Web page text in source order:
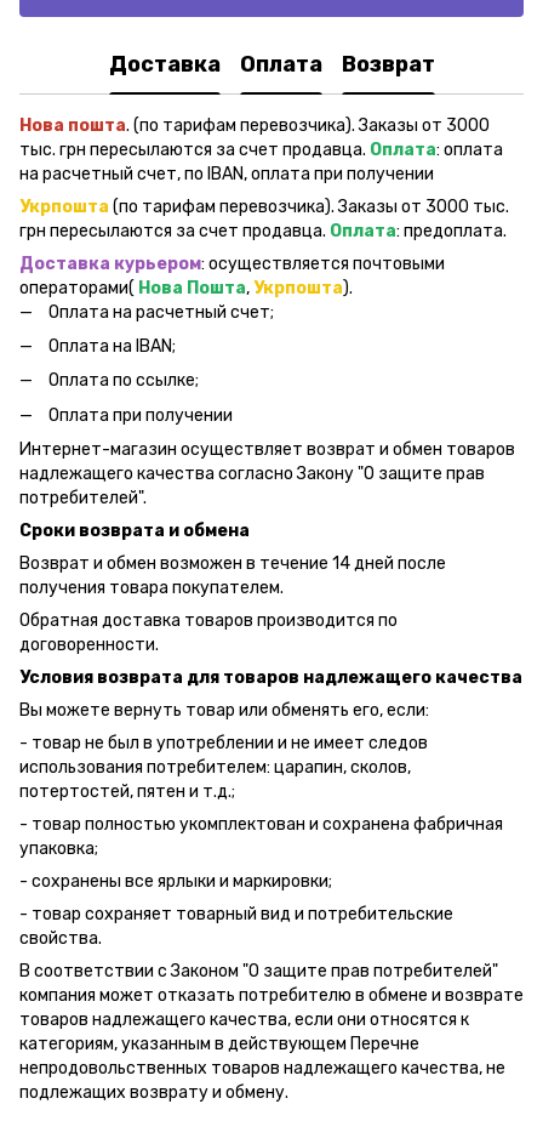
Доставка Оплата Возврат
Нова пошта. (по тарифам перевозчика). Заказы от 3000
тыс. грн пересылаются за счет продавца. Оплата: оплата
на расчетный счет, по IBAN, оплата при получении
Укрпошта (по тарифам перевозчика). Заказы от 3000 тыс.
грн пересылаются за счет продавца. Оплата: предоплата.
Доставка курьером: осуществляется почтовыми
операторами( Нова Пошта,Укрпошта).
Оплата на расчетный счет;
Оплата на IBAN;
Оплата по ссылке;
Оплата при получении
Интернет-магазин осуществляет возврат и обмен товаров
надлежащего качества согласно Закону "О защите прав
потребителей".
Сроки возврата и обмена
Возврат и обмен возможен в течение 14 дней после
получения товара покупателем.
Обратная доставка товаров производится по
договоренности.
Условия возврата для товаров надлежащего качества
Вы можете вернуть товар или обменять его, если:
- товар не был в употреблении и не имеет следов
использования потребителем: царапин, сколов,
потертостей, пятен и т.д.;
- товар полностью укомплектован и сохранена фабричная
упаковка;
- сохранены все ярлыки и маркировки;
- товар сохраняет товарный вид и потребительские
свойства.
В соответствии с Законом "О защите прав потребителей"
компания может отказать потребителю в обмене и возврате
товаров надлежащего качества, если они относятся к
категориям, указанным в действующем Перечне
непродовольственных товаров надлежащего качества, не
подлежащих возврату и обмену.